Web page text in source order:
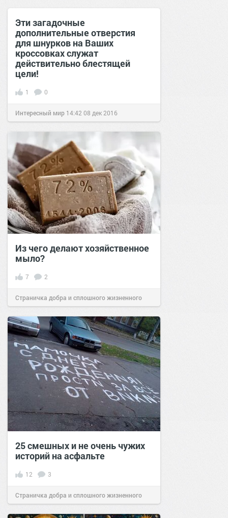
Эти загадочные
дополнительные отверстия
для шнурков на Ваших
кроссовках служат
действительно блестящей
цели!
1 0
Интересный мир 14:42 08 дек 2016
Из чего делают хозяйственное
мыло?
7 2
Страничка добра и сплошного жизненного
позитива!13:0022 ноя 2025
25 смешных и не очень чужих
историй на асфальте
12 3
Страничка добра и сплошного жизненного
позитива!14:5627 авг 2024